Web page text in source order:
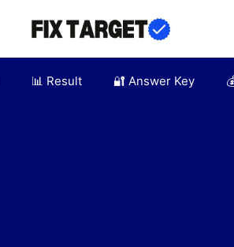
📊 Result 🔐 Answer Key